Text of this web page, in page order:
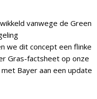
vanwege de Green
we dit concept een flinke
Gras-factsheet op onze
Bayer aan een update